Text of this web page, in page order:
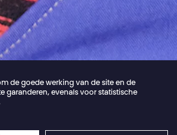
Jordan Core
de goede werking van de site en de
garanderen, evenals voor statistische